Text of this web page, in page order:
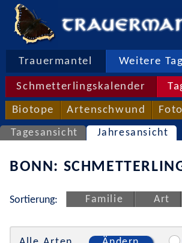
Trauermantel Weitere
Schmetterlingskalender
Biotope Artenschwund
Tagesansicht Jahresansicht
BONN:
Sortierung: Familie Art